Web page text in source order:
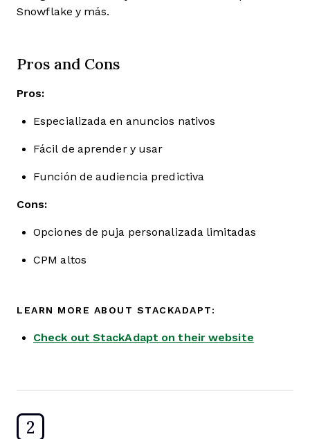
Snowflake y más.
Pros and Cons
Pros:
Especializada en anuncios nativos
Fácil de aprender y usar
Función de audiencia predictiva
Cons:
Opciones de puja personalizada limitadas
CPM altos
LEARN MORE ABOUT STACKADAPT:
Check out StackAdapt on their website
2